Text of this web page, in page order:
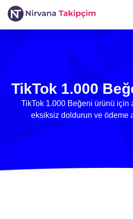
TikTok 1.000
TikTok 1.000 Beğeni ürünü için
eksiksiz doldurun ve ödeme